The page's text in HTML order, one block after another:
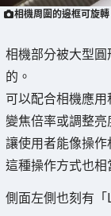
相機周圍的邊框可旋轉
相機部分被大型
的。
可以配合相機應
變焦倍率或調整亮
讓使用者能像操
這種操作方式也相
側面左側也刻有「